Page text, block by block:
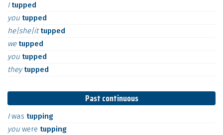
I tupped
you tupped
he|she|ittupped
we tupped
you tupped
theytupped
Past continuous
Iwas tupping
you were tupping